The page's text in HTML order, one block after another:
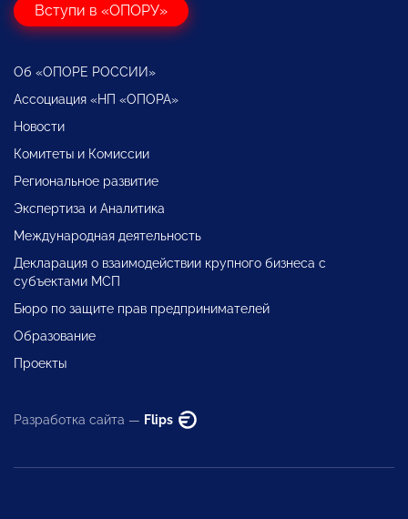
Вступи в «ОПОРУ»
Об «ОПОРЕ РОССИИ»
Ассоциация «НП «ОПОРА»
Новости
Комитеты и Комиссии
Региональное развитие
Экспертиза и Аналитика
Международная деятельность
Декларация о взаимодействии крупного бизнеса с
субъектами МСП
Бюро по защите прав предпринимателей
Образование
Проекты
Разработка сайта — Flips